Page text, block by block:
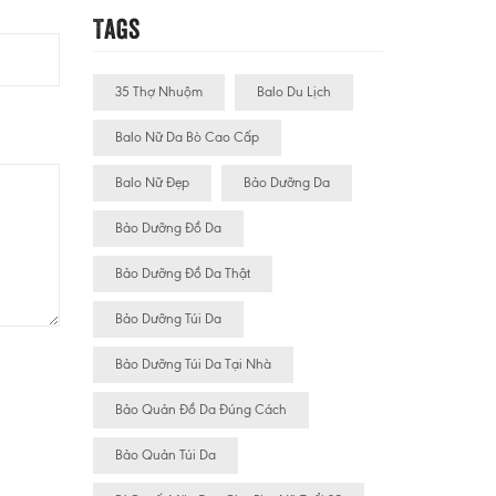
Tags
35 Thợ Nhuộm Balo Du Lịch
Balo Nữ Da Bò Cao Cấp
Balo Nữ Đẹp Bảo Dưỡng Da
Bảo Dưỡng Đồ Da
Bảo Dưỡng Đồ Da Thật
Bảo Dưỡng Túi Da
Bảo Dưỡng Túi Da Tại Nhà
Bảo Quản Đồ Da Đúng Cách
Bảo Quản Túi Da